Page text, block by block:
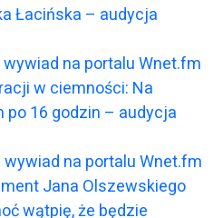
Łacińska – audycja
wywiad na portalu Wnet.fm
w ciemności: Na
po 16 godzin – audycja
wywiad na portalu Wnet.fm
Jana Olszewskiego
wątpię, że będzie